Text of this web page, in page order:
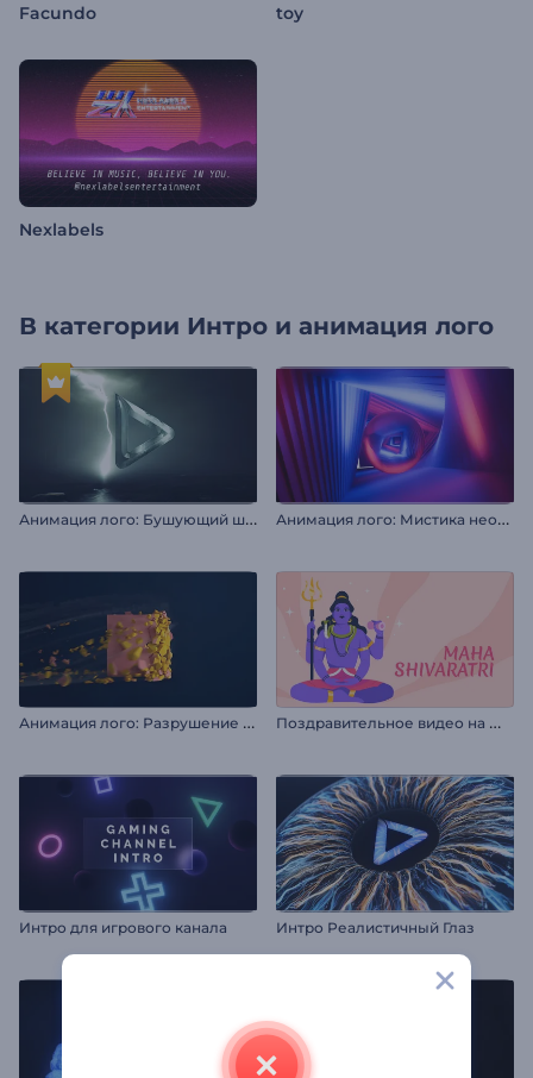
Facundo toy
Nexlabels
В категории Интро и анимация лого
А
нимация лого: Бушующий шторм А
нимация лого: Мистика неона
А
нимация лого: Разрушение куба в 3D П
оздравительное видео на Маха Шивратри
Интро для игрового канала Интро Реалистичный Глаз